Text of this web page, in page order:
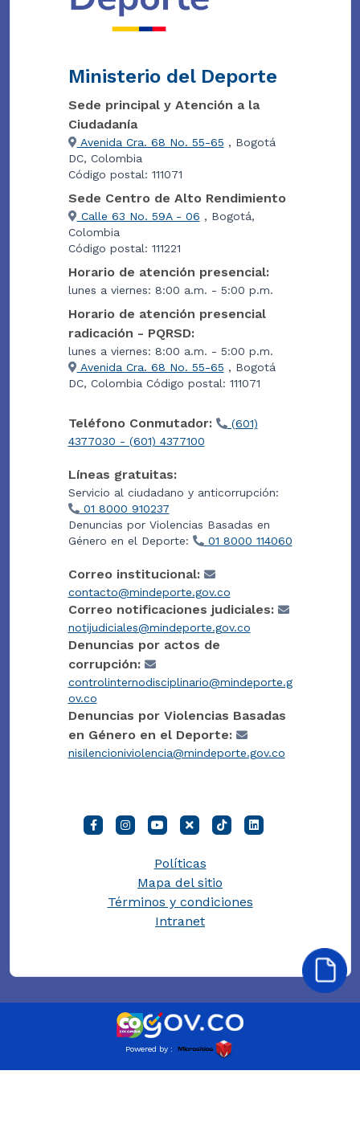
Ministerio del Deporte
Sede principal y Atención a la
Ciudadanía
Avenida Cra. 68 No. 55-65 , Bogotá
DC, Colombia
Código postal: 111071
Sede Centro de Alto Rendimiento
Calle 63 No. 59A - 06 , Bogotá,
Colombia
Código postal: 111221
Horario de atención presencial:
lunes a viernes: 8:00 a.m. - 5:00 p.m.
Horario de atención presencial
radicación - PQRSD:
lunes a viernes: 8:00 a.m. - 5:00 p.m.
Avenida Cra. 68 No. 55-65 , Bogotá
DC, Colombia Código postal: 111071
Teléfono Conmutador:
(601)
4377030 - (601) 4377100
Líneas gratuitas:
Servicio al ciudadano y anticorrupción:
01 8000 910237
Denuncias por Violencias Basadas en
Género en el Deporte:
01 8000 114060
Correo institucional:
contacto@mindeporte.gov.co
Correo notificaciones judiciales:
notijudiciales@mindeporte.gov.co
Denuncias por actos de
corrupción:
controlinternodisciplinario@mindeporte.g
ov.co
Denuncias por Violencias Basadas
en Género en el Deporte:
nisilencioniviolencia@mindeporte.gov.co
Políticas
Mapa del sitio
Términos y condiciones
Intranet
Powered by :